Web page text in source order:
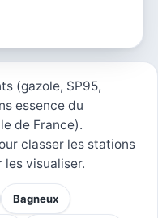
(gazole, SP95,
essence du
de France).
classer les stations
les visualiser.
Bagneux